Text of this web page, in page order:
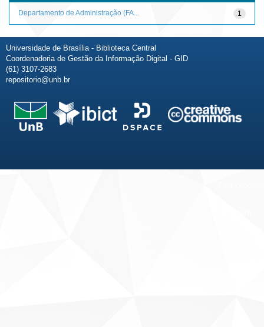
1
Departamento de Administração (FA...
Universidade de Brasília - Biblioteca Central
Coordenadoria de Gestão da Informação Digital - GID
(61) 3107-2683
repositorio@unb.br